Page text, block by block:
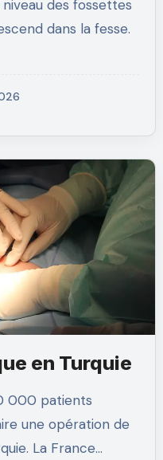
dans la fesse.
en Turquie
une opération de
La France…